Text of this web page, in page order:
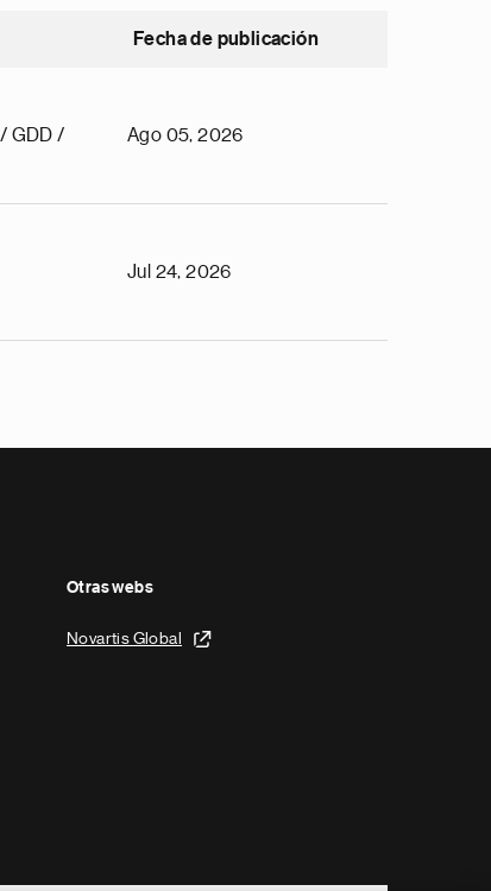
Fecha de publicación
GDD /
Ago 05, 2026
Jul 24, 2026
Otras webs
Novartis Global